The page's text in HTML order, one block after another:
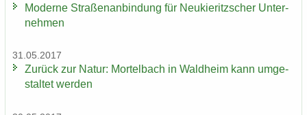
Mo­der­ne Stra­ßen­an­bin­dung für Neu­kie­ritz­scher Un­ter­
neh­men
31.05.2017
Zu­rück zur Natur: Mor­tel­bach in Wald­heim kann um­ge­
stal­tet wer­den